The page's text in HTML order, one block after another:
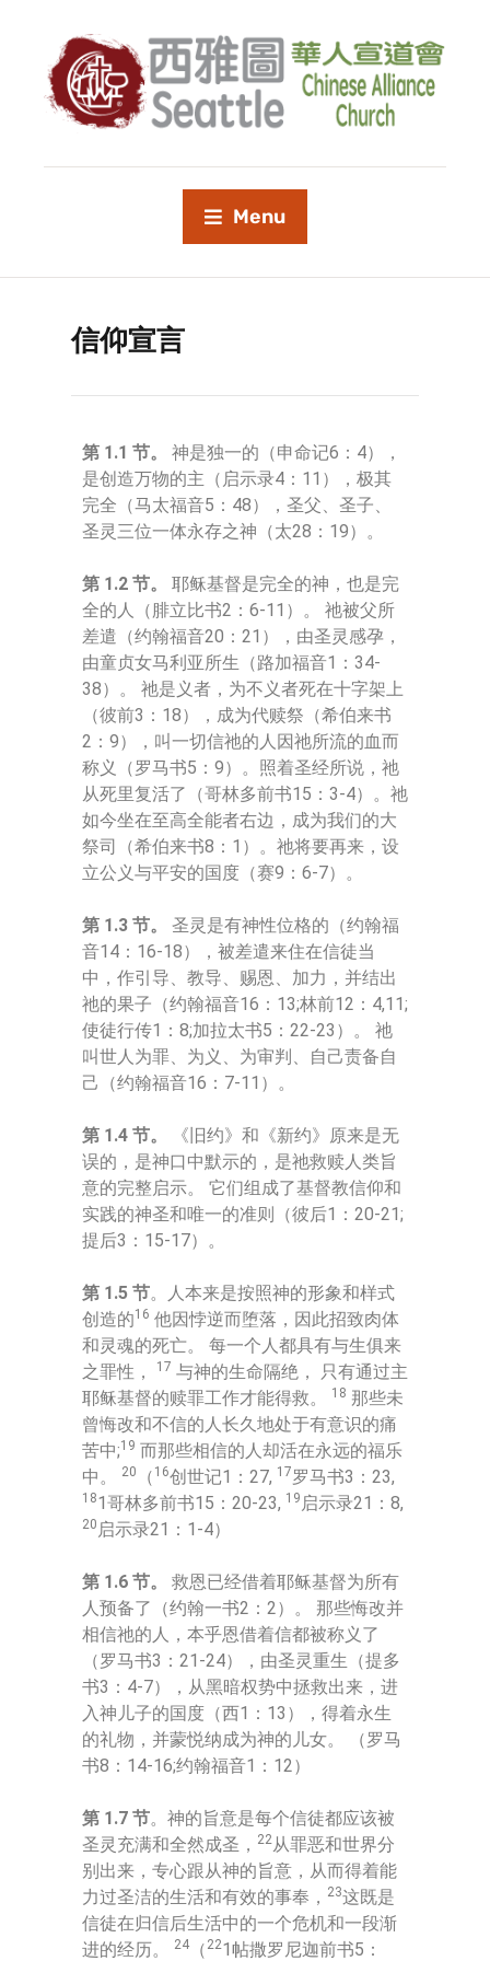
Menu
信仰宣言
第 1.1 节。
神是独一的（申命记6：4），
是创造万物的主（启示录4：11），极其
完全（马太福音5：48），圣父、圣子、
圣灵三位一体永存之神（太28：19）。
第 1.2 节。 耶稣基督是完全的神，也是完
全的人（腓立比书2：6-11）。 祂被父所
差遣（约翰福音20：21），由圣灵感孕，
由童贞女马利亚所生（路加福音1：34-
38）。 祂是义者，为不义者死在十字架上
（彼前3：18），成为代赎祭（希伯来书
2：9），叫一切信祂的人因祂所流的血而
称义（罗马书5：9）。照着圣经所说，祂
从死里复活了（哥林多前书15：3-4）。祂
如今坐在至高全能者右边，成为我们的大
祭司（希伯来书8：1）。祂将要再来，设
立公义与平安的国度（赛9：6-7）。
第 1.3 节。 圣灵是有神性位格的（约翰福
音14：16-18），被差遣来住在信徒当
中，作引导、教导、赐恩、加力，并结出
祂的果子（约翰福音16：13;林前12：4,11;
使徒行传1：8;加拉太书5：22-23）。 祂
叫世人为罪、为义、为审判、自己责备自
己（约翰福音16：7-11）。
第 1.4 节。
《旧约》和《新约》原来是无
误的，是神口中默示的，是祂救赎人类旨
意的完整启示。 它们组成了基督教信仰和
实践的神圣和唯一的准则（彼后1：20-21;
提后3：15-17）。
第 1.5 节。人本来是按照神的形象和样式
创造的16 他因悖逆而堕落，因此招致肉体
和灵魂的死亡。 每一个人都具有与生俱来
之罪性，
17 与神的生命隔绝， 只有通过主
耶稣基督的赎罪工作才能得救。
18 那些未
曾悔改和不信的人长久地处于有意识的痛
苦中;19 而那些相信的人却活在永远的福乐
中。
20 （ 16创世记1：27, 17罗马书3：23,
181哥林多前书15：20-23, 19 启示录21：8,
20 启示录21：1-4）
第 1.6 节。 救恩已经借着耶稣基督为所有
人预备了（约翰一书2：2）。 那些悔改并
相信祂的人，本乎恩借着信都被称义了
（罗马书3：21-24），由圣灵重生（提多
书3：4-7），从黑暗权势中拯救出来，进
入神儿子的国度（西1：13），得着永生
的礼物，并蒙悦纳成为神的儿女。 （罗马
书8：14-16;约翰福音1：12）
第 1.7 节。神的旨意是每个信徒都应该被
圣灵充满和全然成圣， 22 从罪恶和世界分
别出来，专心跟从神的旨意，从而得着能
力过圣洁的生活和有效的事奉， 23这既是
信徒在归信后生活中的一个危机和一段渐
进的经历。
24 （ 221帖撒罗尼迦前书5：